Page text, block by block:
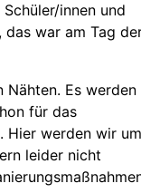
innen und
das war am Tag
Nähten. Es werden
für das
Hier werden wir um
leider nicht